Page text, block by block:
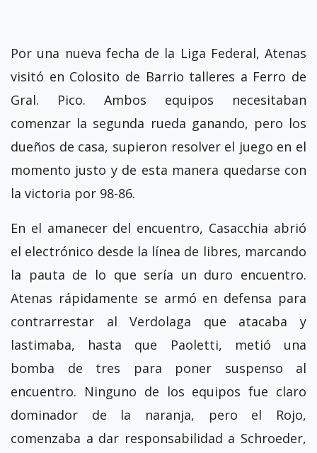
Por una nueva fecha de la Liga Federal, Atenas
visitó en Colosito de Barrio talleres a Ferro de
Gral. Pico. Ambos equipos necesitaban
comenzar la segunda rueda ganando, pero los
dueños de casa, supieron resolver el juego en el
momento justo y de esta manera quedarse con
la victoria por 98-86.
En el amanecer del encuentro, Casacchia abrió
el electrónico desde la línea de libres, marcando
la pauta de lo que sería un duro encuentro.
Atenas rápidamente se armó en defensa para
contrarrestar al Verdolaga que atacaba y
lastimaba, hasta que Paoletti, metió una
bomba de tres para poner suspenso al
encuentro. Ninguno de los equipos fue claro
dominador de la naranja, pero el Rojo,
comenzaba a dar responsabilidad a Schroeder,